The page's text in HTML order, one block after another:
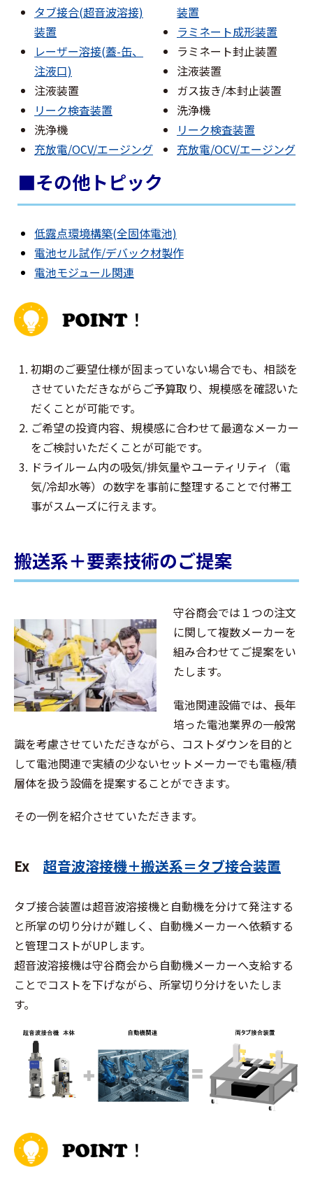
タブ接合(超音波溶接)
装置
レーザー溶接(蓋-缶、
注液口)
注液装置
リーク検査装置
洗浄機
充放電/OCV/エージング
装置
ラミネート成形装置
ラミネート封止装置
注液装置
ガス抜き/本封止装置
洗浄機
リーク検査装置
充放電/OCV/エージング
■その他トピック
低露点環境構築(全固体電池)
電池セル試作/デバック材製作
電池モジュール関連
初期のご要望仕様が固まっていない場合でも、相談を
させていただきながらご予算取り、規模感を確認いた
だくことが可能です。
ご希望の投資内容、規模感に合わせて最適なメーカー
をご検討いただくことが可能です。
ドライルーム内の吸気/排気量やユーティリティ（電
気/冷却水等）の数字を事前に整理することで付帯工
事がスムーズに行えます。
搬送系＋要素技術のご提案
守谷商会では１つの注文
に関して複数メーカーを
組み合わせてご提案をい
たします。
電池関連設備では、長年
培った電池業界の一般常
識を考慮させていただきながら、コストダウンを目的と
して電池関連で実績の少ないセットメーカーでも電極/積
層体を扱う設備を提案することができます。
その一例を紹介させていただきます。
Ex 超音波溶接機＋搬送系＝タブ接合装置
タブ接合装置は超音波溶接機と自動機を分けて発注する
と所掌の切り分けが難しく、自動機メーカーへ依頼する
と管理コストがUPします。
超音波溶接機は守谷商会から自動機メーカーへ支給する
ことでコストを下げながら、所掌切り分けをいたしま
す。